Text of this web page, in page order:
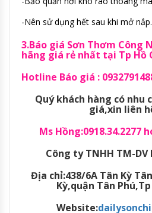
-Nên sử dụng hết sau khi mở nắp.
3.Báo giá Sơn Thơm Công
hãng giá rẻ nhất tại Tp Hồ
Hotline Báo giá :
Quý khách hàng có nhu
giá,xin liên
Ms Hồng:0918.34.2277
Công ty TNHH TM-DV
Địa chỉ:438/6A Tân Kỳ
Kỳ,quận Tân
Website: